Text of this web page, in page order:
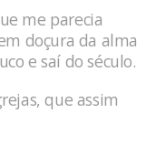
me parecia
doçura da alma
e saí do século.
que assim